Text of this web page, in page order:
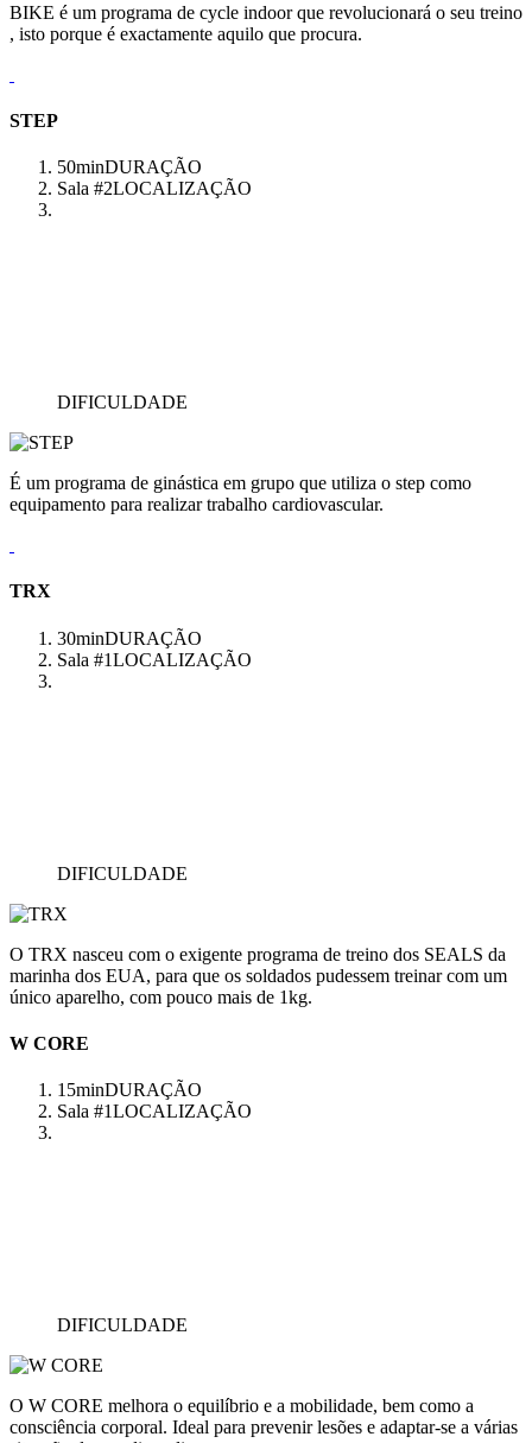
BIKE é um programa de cycle indoor que revolucionará o seu treino
, isto porque é exactamente aquilo que procura.
STEP
50minDURAÇÃO
Sala #2LOCALIZAÇÃO
DIFICULDADE
É um programa de ginástica em grupo que utiliza o step como
equipamento para realizar trabalho cardiovascular.
TRX
30minDURAÇÃO
Sala #1LOCALIZAÇÃO
DIFICULDADE
O TRX nasceu com o exigente programa de treino dos SEALS da
marinha dos EUA, para que os soldados pudessem treinar com um
único aparelho, com pouco mais de 1kg.
W CORE
15minDURAÇÃO
Sala #1LOCALIZAÇÃO
DIFICULDADE
O W CORE melhora o equilíbrio e a mobilidade, bem como a
consciência corporal. Ideal para prevenir lesões e adaptar-se a várias